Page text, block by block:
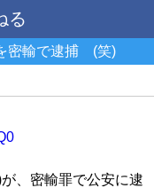
る
密輸で逮捕 (笑)
、密輸罪で公安に逮